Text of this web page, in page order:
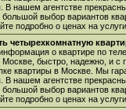
В нашем агентстве
большой выбор вариантов
подробно о ценах на
четырехкомнатную
о квартире по
Москве, быстро, надежно, и с
квартиры в Москве. Мы
В нашем агентстве
большой выбор вариантов
подробно о ценах на